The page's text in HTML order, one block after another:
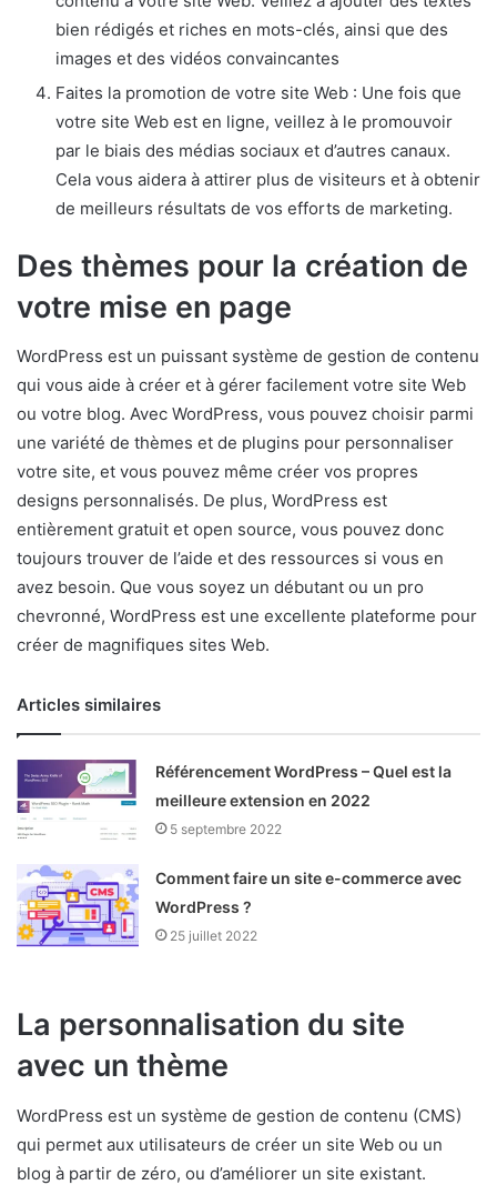
bien rédigés et riches en mots-clés, ainsi que des
images et des vidéos convaincantes
Faites la promotion de votre site Web : Une fois que
votre site Web est en ligne, veillez à le promouvoir
par le biais des médias sociaux et d’autres canaux.
Cela vous aidera à attirer plus de visiteurs et à obtenir
de meilleurs résultats de vos efforts de marketing.
Des thèmes pour la création de
votre mise en page
WordPress est un puissant système de gestion de contenu
qui vous aide à créer et à gérer facilement votre site Web
ou votre blog. Avec WordPress, vous pouvez choisir parmi
une variété de thèmes et de plugins pour personnaliser
votre site, et vous pouvez même créer vos propres
designs personnalisés. De plus, WordPress est
entièrement gratuit et open source, vous pouvez donc
toujours trouver de l’aide et des ressources si vous en
avez besoin. Que vous soyez un débutant ou un pro
chevronné, WordPress est une excellente plateforme pour
créer de magnifiques sites Web.
Articles similaires
Référencement WordPress – Quel est la
meilleure extension en 2022
5 septembre 2022
Comment faire un site e-commerce avec
WordPress ?
25 juillet 2022
La personnalisation du site
avec un thème
WordPress est un système de gestion de contenu (CMS)
qui permet aux utilisateurs de créer un site Web ou un
blog à partir de zéro, ou d’améliorer un site existant.